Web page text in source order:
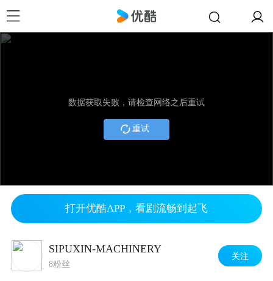
数据获取失败，请检查网络之后重试
重试
打开优酷APP，看剧流畅到起飞
SIPUXIN-MACHINERY
8粉丝
关注